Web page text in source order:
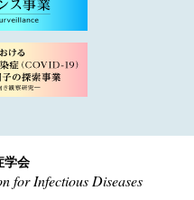
学会
for Infectious Diseases